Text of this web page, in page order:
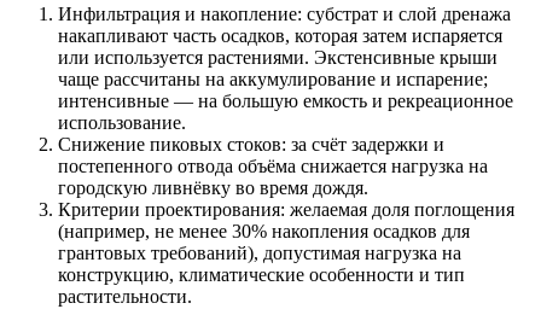
Инфильтрация и накопление: субстрат и слой дренажа
накапливают часть осадков, которая затем испаряется
или используется растениями. Экстенсивные крыши
чаще рассчитаны на аккумулирование и испарение;
интенсивные — на большую емкость и рекреационное
использование.
Снижение пиковых стоков: за счёт задержки и
постепенного отвода объёма снижается нагрузка на
городскую ливнёвку во время дождя.
Критерии проектирования: желаемая доля поглощения
(например, не менее 30% накопления осадков для
грантовых требований), допустимая нагрузка на
конструкцию, климатические особенности и тип
растительности.